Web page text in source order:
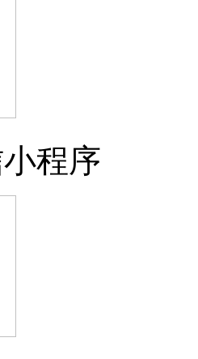
程序